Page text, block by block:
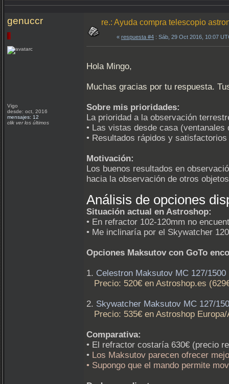
genuccr
Vigo
desde: oct, 2016
mensajes: 12
clik ver los últimos
re.: Ayuda compra telescopio
« respuesta #4 : Sáb, 29 Oct 2016, 10:07
Hola Mingo,
Muchas gracias por tu respuesta.
Sobre mis prioridades:
La prioridad a la observación
• Las vistas desde casa
• Resultados rápidos y
Motivación:
Los buenos resultados en
hacia la observación de otros
Análisis de opciones
Situación actual en Astroshop:
• En refractor 102-120mm no
• Me inclinaría por el Skywatcher
Opciones Maksutov con GoTo
1. Celestron Maksutov MC 127/1500
Precio: 520€ en Astroshop.es
2. Skywatcher Maksutov MC 127/
Precio: 535€ en Astroshop
Comparativa:
• El refractor costaría 630€ (precio
• Los Maksutov parecen ofrecer
• Supongo que el mando permite